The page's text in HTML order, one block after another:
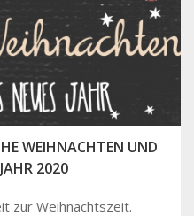
WEIHNACHTEN UND
2020
zur Weihnachtszeit.